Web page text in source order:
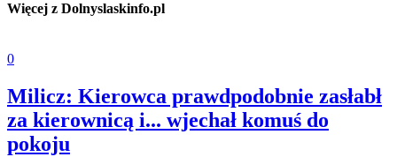
Więcej z Dolnyslaskinfo.pl
0
Milicz: Kierowca prawdpodobnie zasłabł
za kierownicą i... wjechał komuś do
pokoju